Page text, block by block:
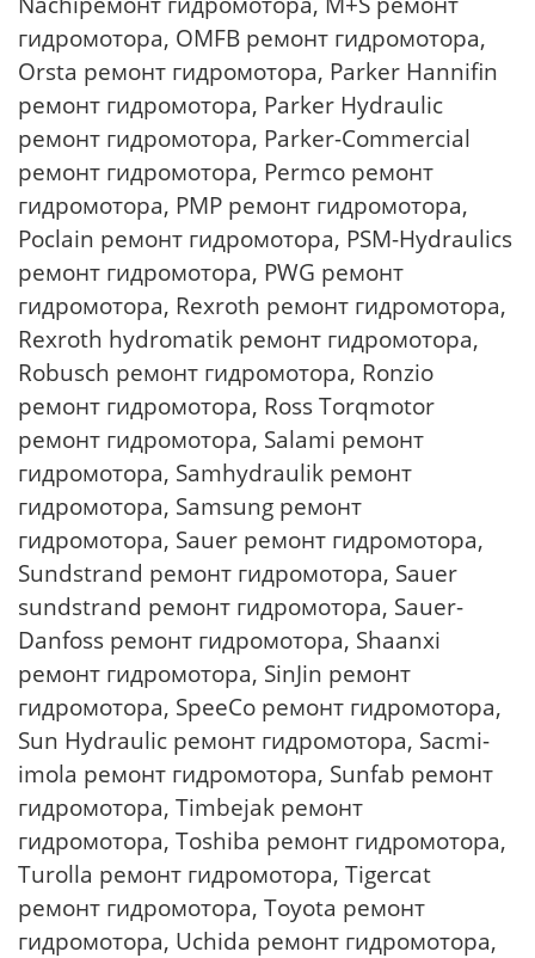
гидромотора, OMFB ремонт гидромотора,
Orsta ремонт гидромотора, Parker Hannifin
ремонт гидромотора, Parker Hydraulic
ремонт гидромотора, Parker-Commercial
ремонт гидромотора, Permco ремонт
гидромотора, PMP ремонт гидромотора,
Poclain ремонт гидромотора, PSM-Hydraulics
ремонт гидромотора, PWG ремонт
гидромотора, Rexroth ремонт гидромотора,
Rexroth hydromatik ремонт гидромотора,
Robusch ремонт гидромотора, Ronzio
ремонт гидромотора, Ross Torqmotor
ремонт гидромотора, Salami ремонт
гидромотора, Samhydraulik ремонт
гидромотора, Samsung ремонт
гидромотора, Sauer ремонт гидромотора,
Sundstrand ремонт гидромотора, Sauer
sundstrand ремонт гидромотора, Sauer-
Danfoss ремонт гидромотора, Shaanxi
ремонт гидромотора, SinJin ремонт
гидромотора, SpeeCo ремонт гидромотора,
Sun Hydraulic ремонт гидромотора, Sacmi-
imola ремонт гидромотора, Sunfab ремонт
гидромотора, Timbejak ремонт
гидромотора, Toshiba ремонт гидромотора,
Turolla ремонт гидромотора, Tigercat
ремонт гидромотора, Toyota ремонт
гидромотора, Uchida ремонт гидромотора,